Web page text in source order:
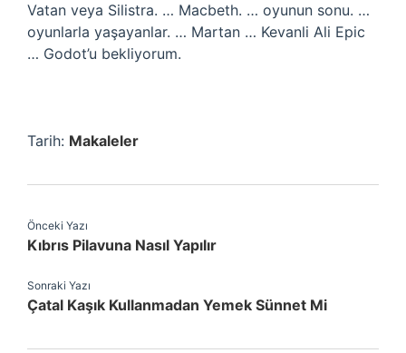
Vatan veya Silistra. … Macbeth. … oyunun sonu. …
oyunlarla yaşayanlar. … Martan … Kevanli Ali Epic
… Godot’u bekliyorum.
Tarih: Makaleler
Önceki Yazı
Kıbrıs Pilavuna Nasıl Yapılır
Sonraki Yazı
Çatal Kaşık Kullanmadan Yemek Sünnet Mi